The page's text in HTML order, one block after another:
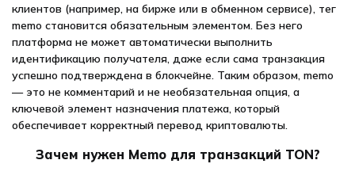
клиентов (например, на бирже или в обменном сервисе), тег
memo становится обязательным элементом. Без него
платформа не может автоматически выполнить
идентификацию получателя, даже если сама транзакция
успешно подтверждена в блокчейне. Таким образом, memo
— это не комментарий и не необязательная опция, а
ключевой элемент назначения платежа, который
обеспечивает корректный перевод криптовалюты.
Зачем нужен Memo для транзакций TON?